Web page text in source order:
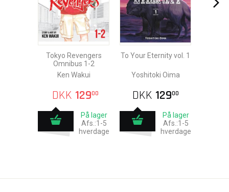
Tokyo Revengers
Omnibus 1-2
Ken Wakui
DKK 12900
På lager
Afs.:1-5
hverdage
To Your Eternity vol. 1
Yoshitoki Oima
DKK 12900
På lager
Afs.:1-5
hverdage